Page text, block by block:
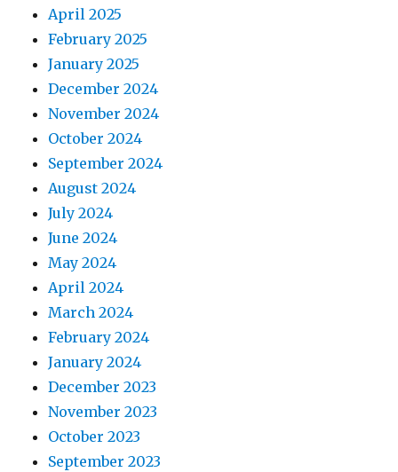
April 2025
February 2025
January 2025
December 2024
November 2024
October 2024
September 2024
August 2024
July 2024
June 2024
May 2024
April 2024
March 2024
February 2024
January 2024
December 2023
November 2023
October 2023
September 2023